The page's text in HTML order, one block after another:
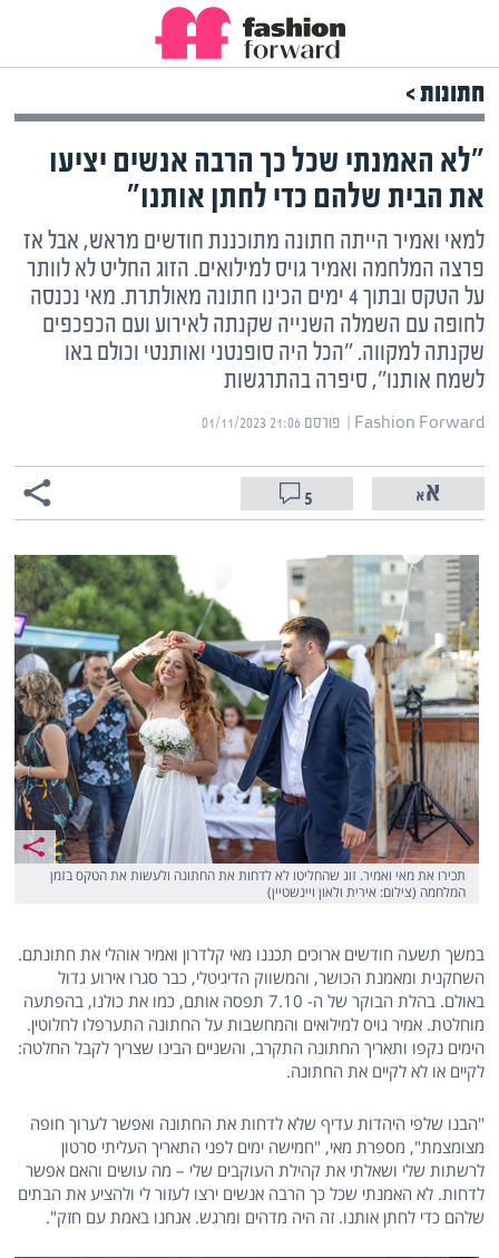
חתונות >
"לא האמנתי שכל כך הרבה אנשים יציעו
את הבית שלהם כדי לחתן אותנו"
למאי ואמיר הייתה חתונה מתוכננת חודשים מראש, אבל אז
פרצה המלחמה ואמיר גויס למילואים. הזוג החליט לא לוותר
על הטקס ובתוך 4 ימים הכינו חתונה מאולתרת. מאי נכנסה
לחופה עם השמלה השנייה שקנתה לאירוע ועם הכפכפים
שקנתה למקווה. "הכל היה סופנטני ואותנטי וכולם באו
לשמח אותנו", סיפרה בהתרגשות
Fashion Forward | ‏ פורסם ‎01/11/2023 21:06
5
תכירו את מאי ואמיר. זוג שהחליטו לא לדחות את החתונה ולעשות את הטקס בזמן
המלחמה (צילום: אירית ולאון ויינשטיין)
במשך תשעה חודשים ארוכים תכננו מאי קלדרון ואמיר אוהלי את חתונתם.
השחקנית ומאמנת הכושר, והמשווק הדיגיטלי, כבר סגרו אירוע גדול
באולם. בהלת הבוקר של ה- 7.10 תפסה אותם, כמו את כולנו, בהפתעה
מוחלטת. אמיר גויס למילואים והמחשבות על החתונה התערפלו לחלוטין.
הימים נקפו ותאריך החתונה התקרב, והשניים הבינו שצריך לקבל החלטה:
לקיים או לא לקיים את החתונה.
"הבנו שלפי היהדות עדיף שלא לדחות את החתונה ואפשר לערוך חופה
מצומצמת", מספרת מאי, "חמישה ימים לפני התאריך העליתי סרטון
לרשתות שלי ושאלתי את קהילת העוקבים שלי – מה עושים והאם אפשר
לדחות. לא האמנתי שכל כך הרבה אנשים ירצו לעזור לי ולהציע את הבתים
שלהם כדי לחתן אותנו. זה היה מדהים ומרגש. אנחנו באמת עם חזק".